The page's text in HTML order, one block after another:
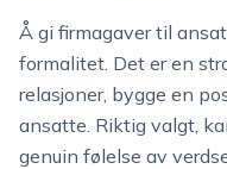
Å gi firmagaver til
formalitet. Det er en
relasjoner, bygge en
ansatte. Riktig valgt,
genuin følelse av